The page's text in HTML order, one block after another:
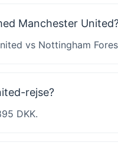
Manchester
vs Nottingham
rejse?
DKK.